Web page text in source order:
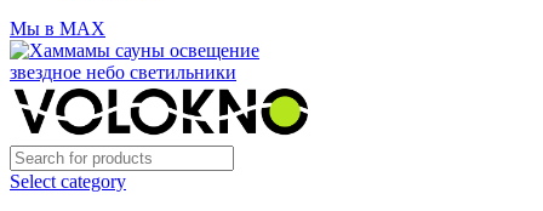
Мы в MAX
Select category